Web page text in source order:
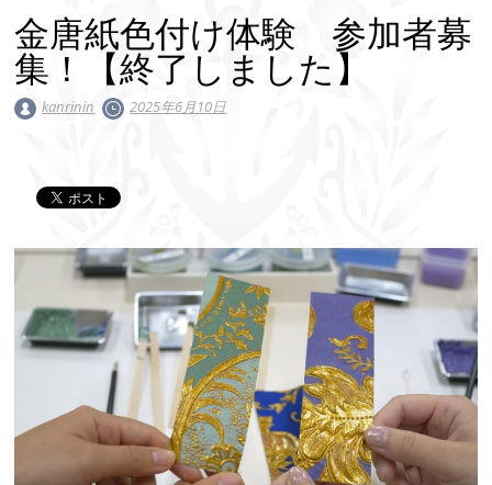
金唐紙色付け体験 参加者募
集！【終了しました】
kanrinin 2025年6月10日